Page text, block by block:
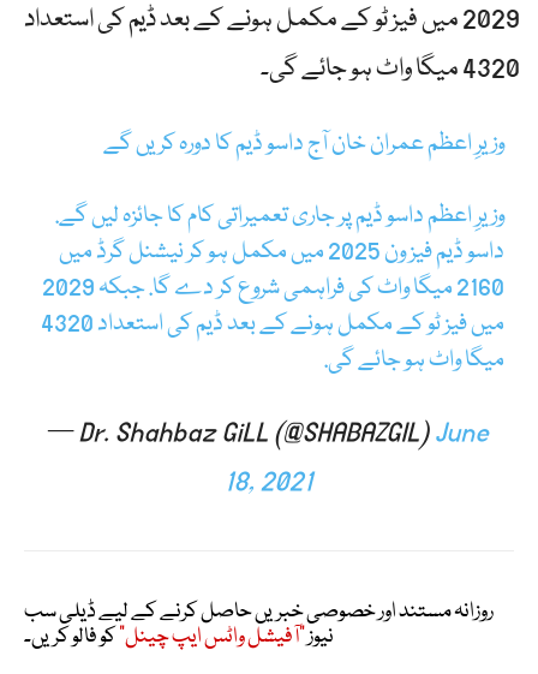
2029 میں فیز ٹو کے مکمل ہونے کے بعد ڈیم کی استعداد
4320 میگا واٹ ہو جائے گی۔
وزیرِ اعظم عمران خان آج داسو ڈیم کا دورہ کریں گے
وزیرِ اعظم داسو ڈیم پر جاری تعمیراتی کام کا جائزہ لیں گے.
داسو ڈیم فیز ون 2025 میں مکمل ہو کر نیشنل گرڈ میں
2160 میگا واٹ کی فراہمی شروع کر دے گا. جبکہ 2029
میں فیز ٹو کے مکمل ہونے کے بعد ڈیم کی استعداد 4320
میگا واٹ ہو جائے گی.
— Dr. Shahbaz GiLL (@SHABAZGIL)June
18, 2021
روزانہ مستند اور خصوصی خبریں حاصل کرنے کے لیے ڈیلی سب
نیوز"آفیشل واٹس ایپ چینل"کو فالو کریں۔